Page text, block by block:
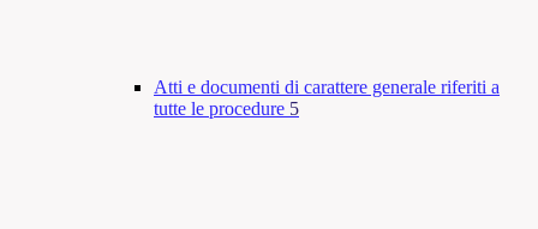
Atti e documenti di carattere generale riferiti a
tutte le procedure 5